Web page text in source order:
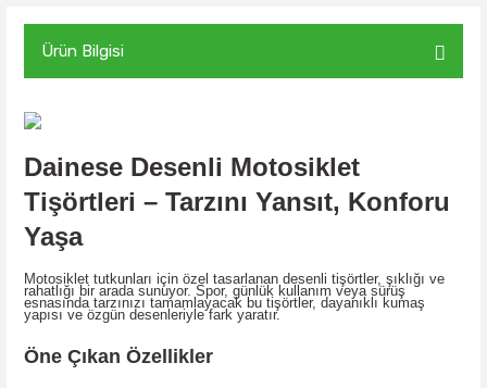
Ürün Bilgisi
Dainese Desenli Motosiklet
Tişörtleri – Tarzını Yansıt, Konforu
Yaşa
Motosiklet tutkunları için özel tasarlanan desenli tişörtler, şıklığı ve
rahatlığı bir arada sunuyor. Spor, günlük kullanım veya sürüş
esnasında tarzınızı tamamlayacak bu tişörtler, dayanıklı kumaş
yapısı ve özgün desenleriyle fark yaratır.
Öne Çıkan Özellikler